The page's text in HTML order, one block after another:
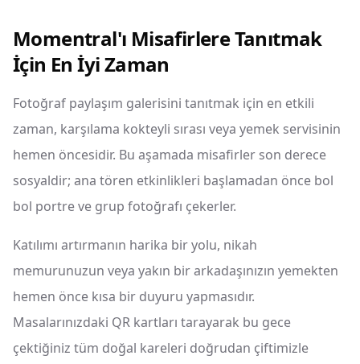
Momentral'ı Misafirlere Tanıtmak
İçin En İyi Zaman
Fotoğraf paylaşım galerisini tanıtmak için en etkili
zaman, karşılama kokteyli sırası veya yemek servisinin
hemen öncesidir. Bu aşamada misafirler son derece
sosyaldir; ana tören etkinlikleri başlamadan önce bol
bol portre ve grup fotoğrafı çekerler.
Katılımı artırmanın harika bir yolu, nikah
memurunuzun veya yakın bir arkadaşınızın yemekten
hemen önce kısa bir duyuru yapmasıdır.
Masalarınızdaki QR kartları tarayarak bu gece
çektiğiniz tüm doğal kareleri doğrudan çiftimizle